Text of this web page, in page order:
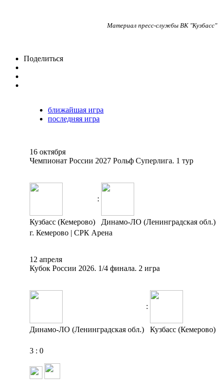
Материал пресс-службы ВК "Кузбасс"
Поделиться
ближайшая игра
последняя игра
16 октября
Чемпионат России 2027 Рольф Суперлига. 1 тур
:
Кузбасс (Кемерово)
Динамо-ЛО (Ленинградская обл.)
г. Кемерово | СРК Арена
12 апреля
Кубок России 2026. 1/4 финала. 2 игра
:
Динамо-ЛО (Ленинградская обл.) Кузбасс (Кемерово)
3 : 0